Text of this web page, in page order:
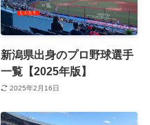
新潟県出身のプロ野球選手
一覧【2025年版】
2025年2月16日